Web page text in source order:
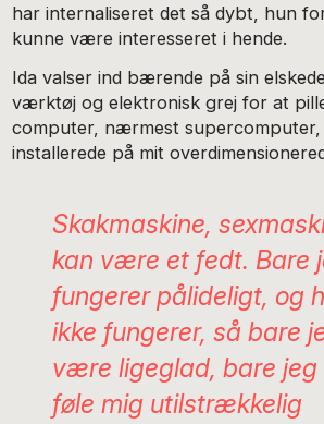
har internaliseret det så dybt, hun
kunne være interesseret i hende.
Ida valser ind bærende på sin
værktøj og elektronisk grej for at
computer, nærmest supercomputer,
installerede på mit
Skakmaskine,
kan være et fedt. Bare
fungerer pålideligt, og
ikke fungerer, så bare
være ligeglad, bare jeg
føle mig util­strækkelig